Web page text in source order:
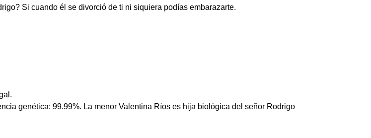
Si cuando él se divorció de ti ni siquiera podías embarazarte.
genética: 99.99%. La menor Valentina Ríos es hija biológica del señor Rodrigo